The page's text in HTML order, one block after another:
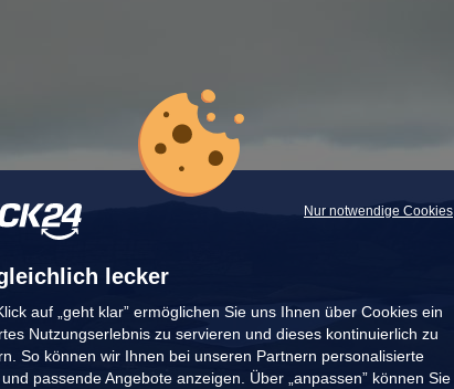
Nur notwendige Cookies
lecker
auf „geht klar” ermöglichen Sie uns Ihnen über Cookies ein
Nutzungserlebnis zu servieren und dieses kontinuierlich zu
So können wir Ihnen bei unseren Partnern personalisierte
passende Angebote anzeigen. Über „anpassen” können Sie